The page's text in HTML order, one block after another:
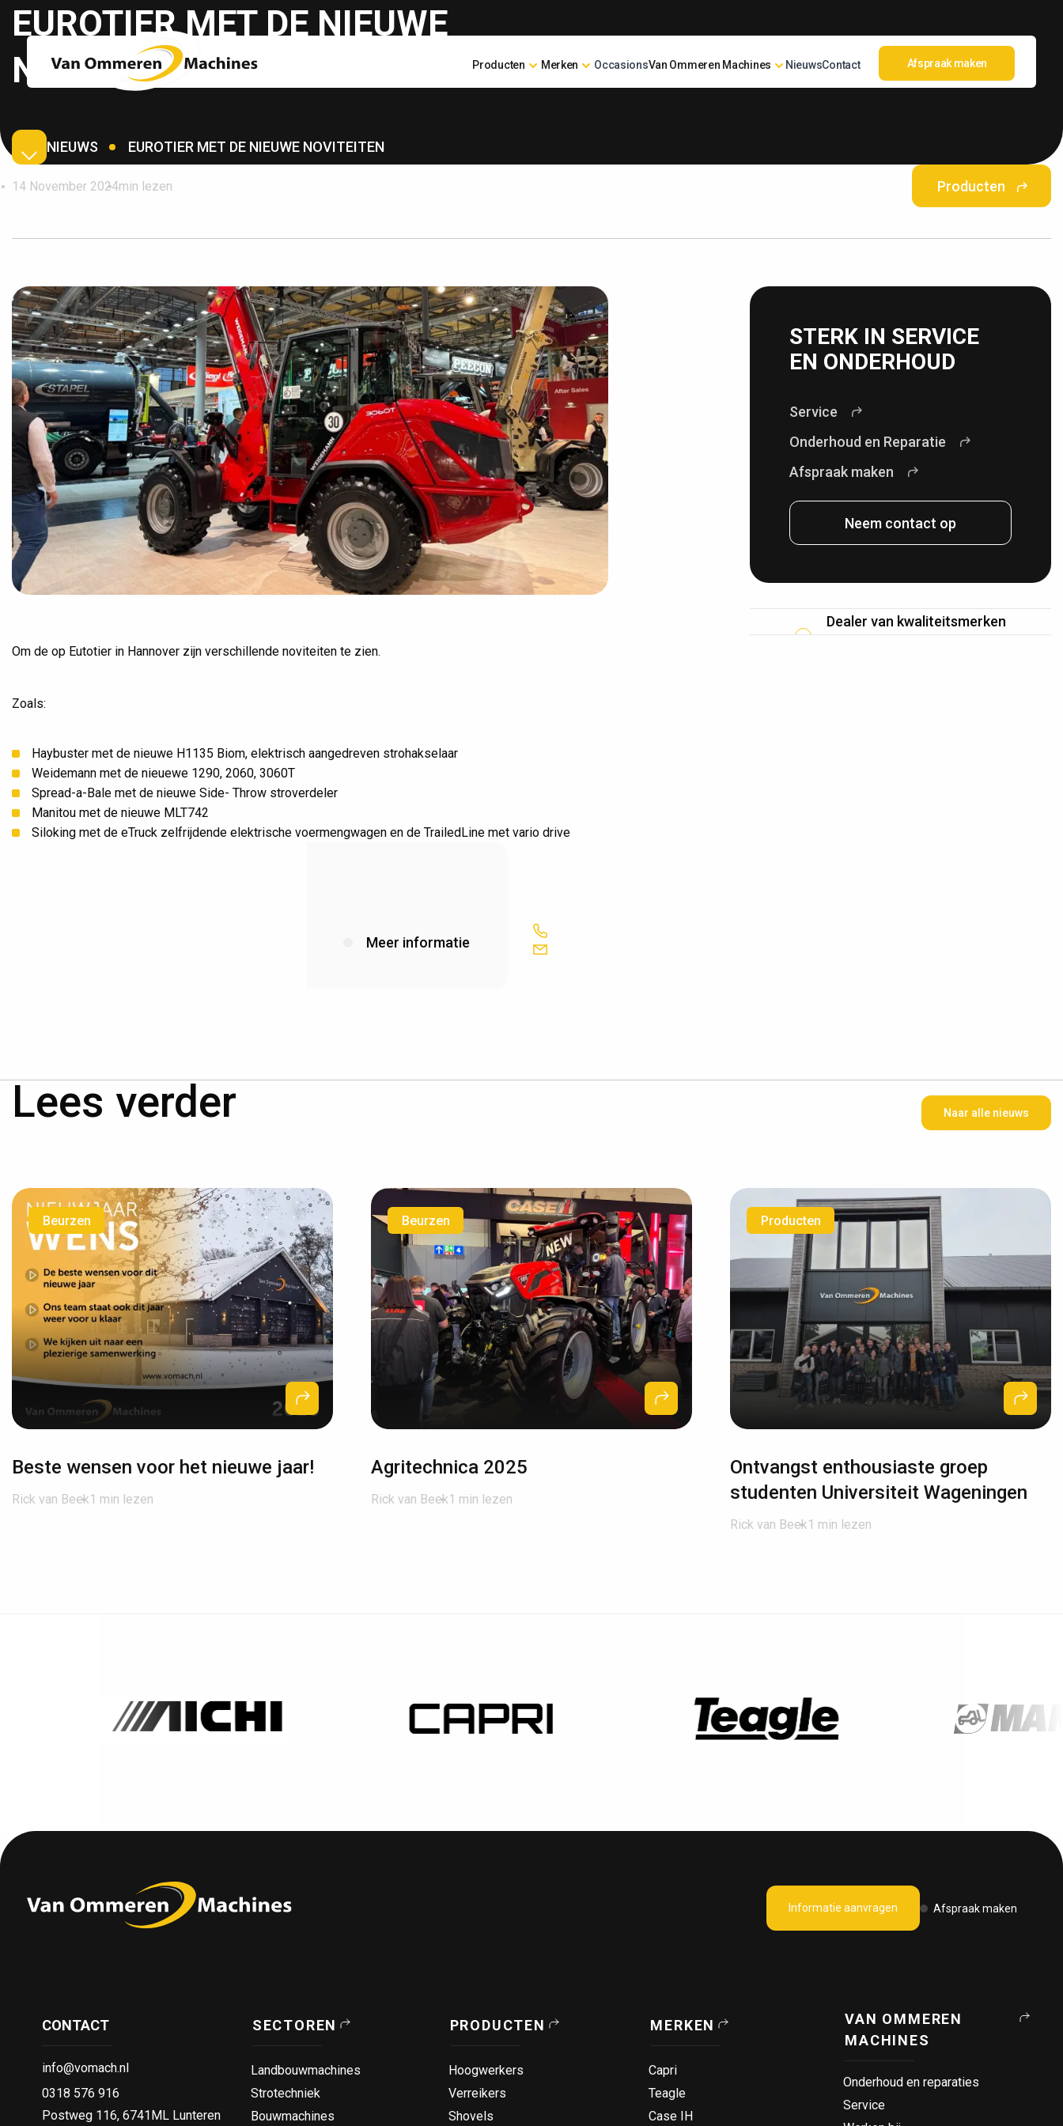
Producten Merken OccasionsVan Ommeren Machines NieuwsContact Afspraak maken
EUROTIER MET DE NIEUWE
NOVITEITEN
NIEUWS EUROTIER MET DE NIEUWE NOVITEITEN
14 November 2024min lezen Producten
Om de op Eutotier in Hannover zijn verschillende noviteiten te zien.
Zoals:
Haybuster met de nieuwe H1135 Biom, elektrisch aangedreven strohakselaar
Weidemann met de nieuewe 1290, 2060, 3060T
Spread-a-Bale met de nieuwe Side- Throw stroverdeler
Manitou met de nieuwe MLT742
Siloking met de eTruck zelfrijdende elektrische voermengwagen en de TrailedLine met vario drive
Meer informatie
STERK IN SERVICE
EN ONDERHOUD
Service
Onderhoud en Reparatie
Afspraak maken
Neem contact op
Dealer van kwaliteitsmerken
Lees verder Naar alle nieuws
Beurzen
Beste wensen voor het nieuwe jaar!
Rick van Beek1 min lezen
Beurzen
Agritechnica 2025
Rick van Beek1 min lezen
Producten
Ontvangst enthousiaste groep
studenten Universiteit Wageningen
Rick van Beek1 min lezen
Informatie aanvragen Afspraak maken
CONTACT
info@vomach.nl
0318 576 916
Postweg 116, 6741ML Lunteren
SECTOREN
Landbouwmachines
Strotechniek
Bouwmachines
PRODUCTEN
Hoogwerkers
Verreikers
Shovels
MERKEN
Capri
Teagle
Case IH
VAN OMMEREN
MACHINES
Onderhoud en reparaties
Service